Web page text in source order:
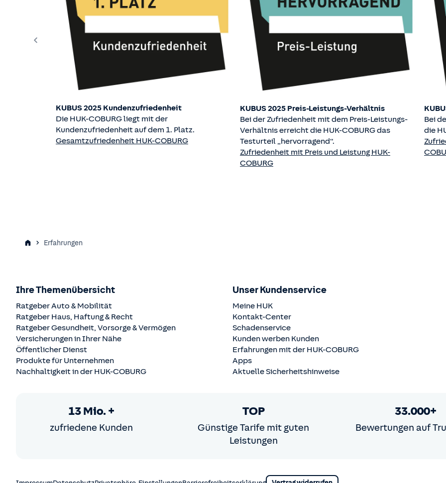
KUBUS 2025 Kundenzufriedenheit
Die HUK-COBURG liegt mit der
Kundenzufriedenheit auf dem 1. Platz.
Gesamtzufriedenheit HUK-COBURG
KUBUS 2025 Preis-Leistungs-Verhältnis
Bei der Zufriedenheit mit dem Preis-Leistungs-
Verhältnis erreicht die HUK-COBURG das
Testurteil „hervorragend“.
Zufriedenheit mit Preis und Leistung HUK-
COBURG
Bei
die
Erfahrungen
Ihre Themenübersicht
Ratgeber Auto & Mobilität
Ratgeber Haus, Haftung & Recht
Ratgeber Gesundheit, Vorsorge & Vermögen
Versicherungen in Ihrer Nähe
Öffentlicher Dienst
Produkte für Unternehmen
Nachhaltigkeit in der HUK-COBURG
Unser Kundenservice
Meine HUK
Kontakt-Center
Schadenservice
Kunden werben Kunden
Erfahrungen mit der HUK-COBURG
Apps
Aktuelle Sicherheitshinweise
13 Mio. +
zufriedene Kunden
TOP
Günstige Tarife mit guten
Leistungen
33.000+
Bewertungen auf